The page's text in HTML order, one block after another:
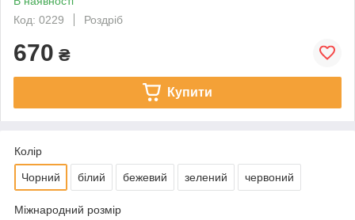
Код: 0229
Роздріб
670 ₴
Купити
Колір
Чорний білий бежевий зелений червоний
Міжнародний розмір